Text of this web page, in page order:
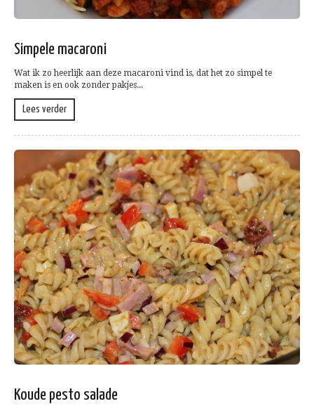
Simpele macaroni
Wat ik zo heerlijk aan deze macaroni vind is, dat het zo simpel te
maken is en ook zonder pakjes...
Lees verder
Koude pesto salade